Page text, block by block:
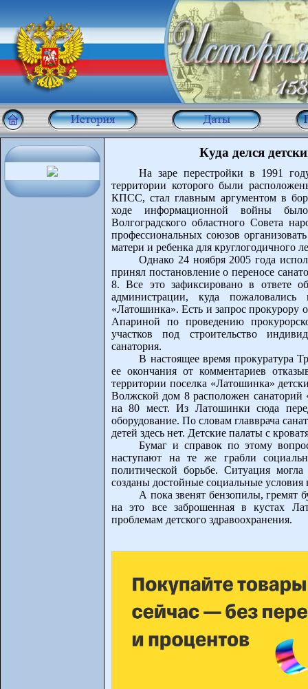
Куда делся
На заре перестройки в 1991
территории которого были
КПСС, стал главным аргументом в
ходе информационной войны
Волгоградского областного Совета
профессиональных союзов
матери и ребенка для круглогодичного
Однако 24 ноября 2005 года
принял постановление о переносе
8. Все это зафиксировано в ответе
администрации, куда
«Латошинка». Есть и запрос прокурору
Апариной по проведению
участков под строительство
санатория.
В настоящее время прокуратура
ее окончания от комментариев
территории поселка «Латошинка»
Волжской дом 8 расположен санаторий
на 80 мест. Из Латошинки сюда
оборудование. По словам главврача
детей здесь нет. Детские палаты с
Бумаг и справок по этому
наступают на те же грабли
политической борьбе. Ситуация
созданы достойные социальные
А пока звенят бензопилы, гремят
на это все заброшенная в кустах
проблемам детского здравоохранения.